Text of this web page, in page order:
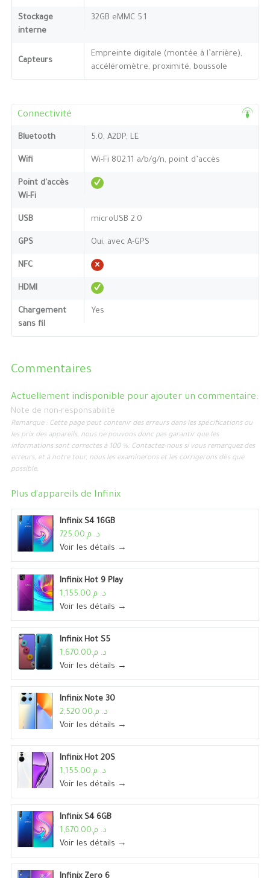
Stockage
interne
32GB eMMC 5.1
Capteurs
Empreinte digitale (montée à l’arrière),
accéléromètre, proximité, boussole
Connectivité
Bluetooth 5.0, A2DP, LE
Wifi Wi-Fi 802.11 a/b/g/n, point d’accès
Point d'accès
Wi-Fi
USB microUSB 2.0
GPS Oui, avec A-GPS
NFC
HDMI
Chargement
sans fil
Yes
Commentaires
Actuellement indisponible pour ajouter un commentaire.
Note de non-responsabilité
Remarque : Cette page peut contenir des erreurs dans les spécifications ou
les prix des appareils, nous ne pouvons donc pas garantir que les
informations sont correctes à 100 %. Contactez-nous si vous remarquez des
erreurs, et à notre tour, nous les examinerons et les corrigerons dès que
possible.
Plus d'appareils de Infinix
Infinix S4 16GB
د. م.725.00
Voir les détails →
Infinix Hot 9 Play
د. م.1,155.00
Voir les détails →
Infinix Hot S5
د. م.1,670.00
Voir les détails →
Infinix Note 30
د. م.2,520.00
Voir les détails →
Infinix Hot 20S
د. م.1,155.00
Voir les détails →
Infinix S4 6GB
د. م.1,670.00
Voir les détails →